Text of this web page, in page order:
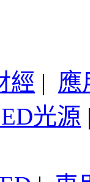
經 | 應
光源